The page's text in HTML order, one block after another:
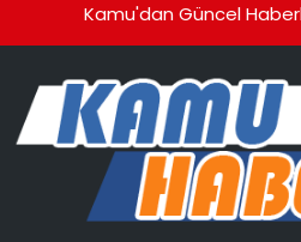
Kamu'dan Güncel